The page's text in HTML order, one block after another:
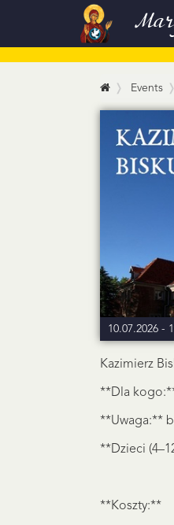
Events
10.07.2026 -
Kazimierz
**Dla
**Uwaga:**
**Dzieci
**Koszty:**